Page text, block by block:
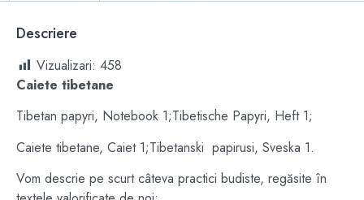
Descriere
Vizualizari: 458
Caiete tibetane
Tibetan papyri, Notebook 1;Tibetische Papyri, Heft 1;
Caiete tibetane, Caiet 1;Tibetanski papirusi, Sveska 1.
Vom descrie pe scurt câteva practici budiste, regăsite în